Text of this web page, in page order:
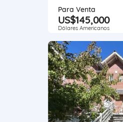
Para Venta
US$145,000
Dólares Americanos